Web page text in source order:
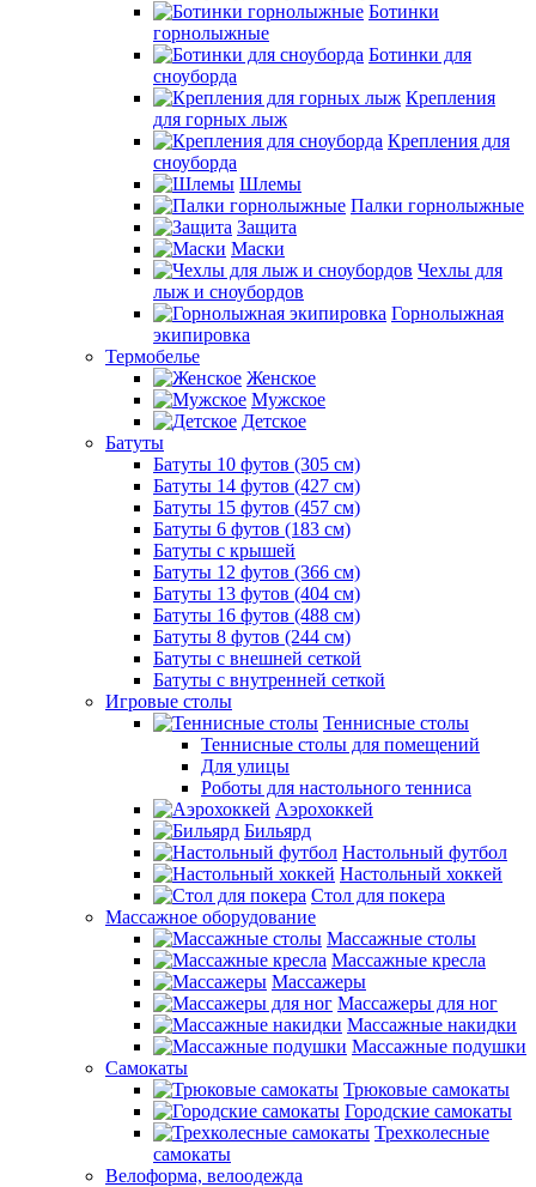
Ботинки
горнолыжные
Ботинки для
сноуборда
Крепления
для горных лыж
Крепления для
сноуборда
Шлемы
Палки горнолыжные
Защита
Маски
Чехлы для
лыж и сноубордов
Горнолыжная
экипировка
Термобелье
Женское
Мужское
Детское
Батуты
Батуты 10 футов (305 см)
Батуты 14 футов (427 см)
Батуты 15 футов (457 см)
Батуты 6 футов (183 см)
Батуты с крышей
Батуты 12 футов (366 см)
Батуты 13 футов (404 см)
Батуты 16 футов (488 см)
Батуты 8 футов (244 см)
Батуты с внешней сеткой
Батуты с внутренней сеткой
Игровые столы
Теннисные столы
Теннисные столы для помещений
Для улицы
Роботы для настольного тенниса
Аэрохоккей
Бильярд
Настольный футбол
Настольный хоккей
Стол для покера
Массажное оборудование
Массажные столы
Массажные кресла
Массажеры
Массажеры для ног
Массажные накидки
Массажные подушки
Самокаты
Трюковые самокаты
Городские самокаты
Трехколесные
самокаты
Велоформа, велоодежда